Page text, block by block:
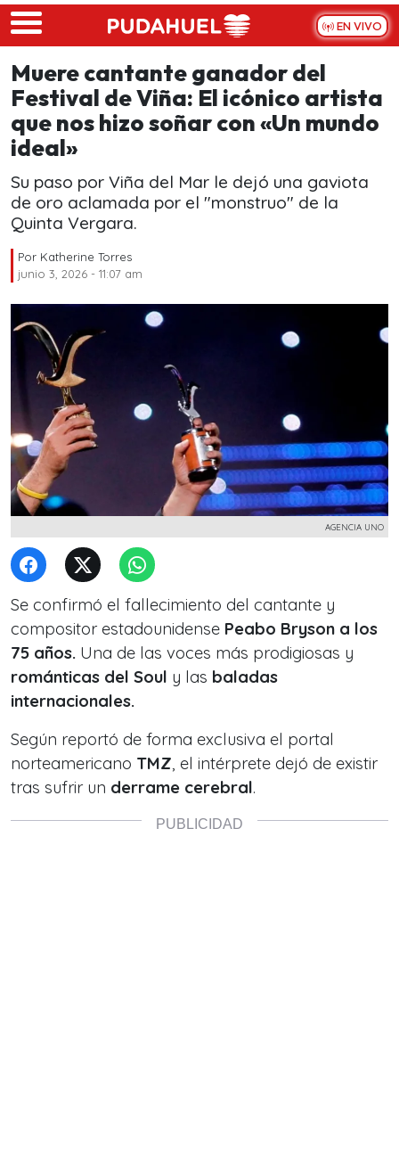
Skip to main content
EN VIVO
Muere cantante ganador del
Festival de Viña: El icónico artista
que nos hizo soñar con «Un mundo
ideal»
Su paso por Viña del Mar le dejó una gaviota
de oro aclamada por el "monstruo" de la
Quinta Vergara.
Por Katherine Torres
junio 3, 2026 - 11:07 am
AGENCIA UNO
Se confirmó el fallecimiento del cantante y
compositor estadounidense Peabo Bryson a los
75 años. Una de las voces más prodigiosas y
románticas del Soul y las baladas
internacionales.
Según reportó de forma exclusiva el portal
norteamericano TMZ, el intérprete dejó de existir
tras sufrir un derrame cerebral.